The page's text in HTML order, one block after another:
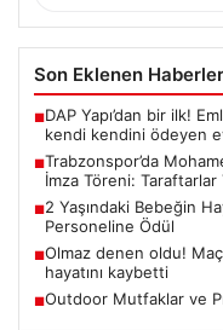
Son Eklenen Haberler
■DAP Yapı’dan bir ilk!
kendi kendini ödeyen
■Trabzonspor’da
İmza Töreni: Taraftarlar
■2 Yaşındaki Bebeğin
Personeline Ödül
■Olmaz denen oldu! Maç
hayatını kaybetti
■Outdoor Mutfaklar ve